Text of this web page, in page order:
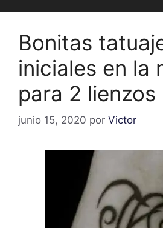
Bonitas
iniciales en la
para 2 lienzos
junio 15, 2020 por Victor